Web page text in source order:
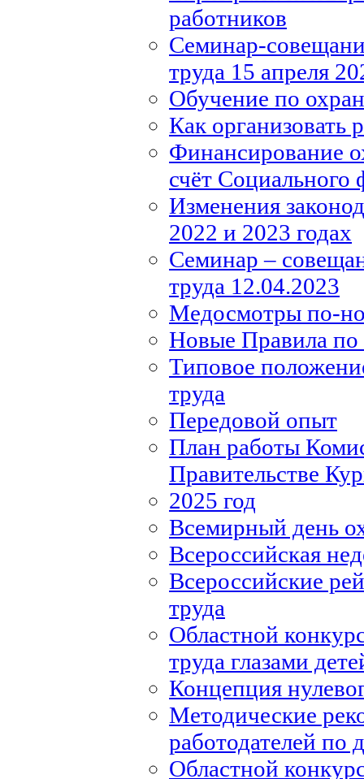
работников
Семинар-
труда 15 апреля
Обучение по
Как организовать
Финансирование
счёт Социального
Изменения
2022 и 2023 годах
Семинар –
труда 12.04.2023
Медосмотры по-
Новые Правила по
Типовое
труда
Передовой опыт
План работы
Правительстве
2025 год
Всемирный день
Всероссийская
Всероссийские
труда
Областной
труда глазами
Концепция
Методические
работодателей по
Областной